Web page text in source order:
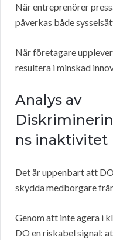
När entreprenörer
påverkas både
När företagare
resultera i minskad
Analys av
ns inaktivitet
Det är uppenbart att
skydda medborgare
Genom att inte agera i
DO en riskabel signal: